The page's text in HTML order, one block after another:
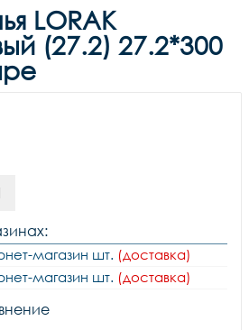
LORAK
(27.2) 27.2*300
магазин шт. (доставка)
магазин шт. (доставка)